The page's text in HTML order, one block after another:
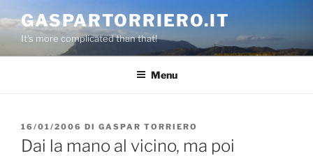
al
contenuto
GASPARTORRIERO.IT
It's more complicated than that!
Menu
PUBBLICATO
IL
16/01/2006 DI GASPAR TORRIERO
Dai la mano al vicino, ma poi